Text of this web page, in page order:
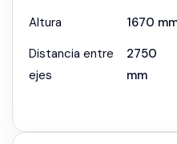
Altura
1670
Distancia entre
ejes
2750
mm